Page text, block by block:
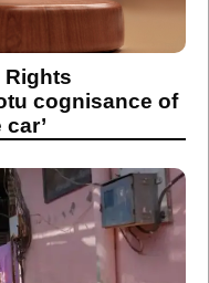
Rights
cognisance of